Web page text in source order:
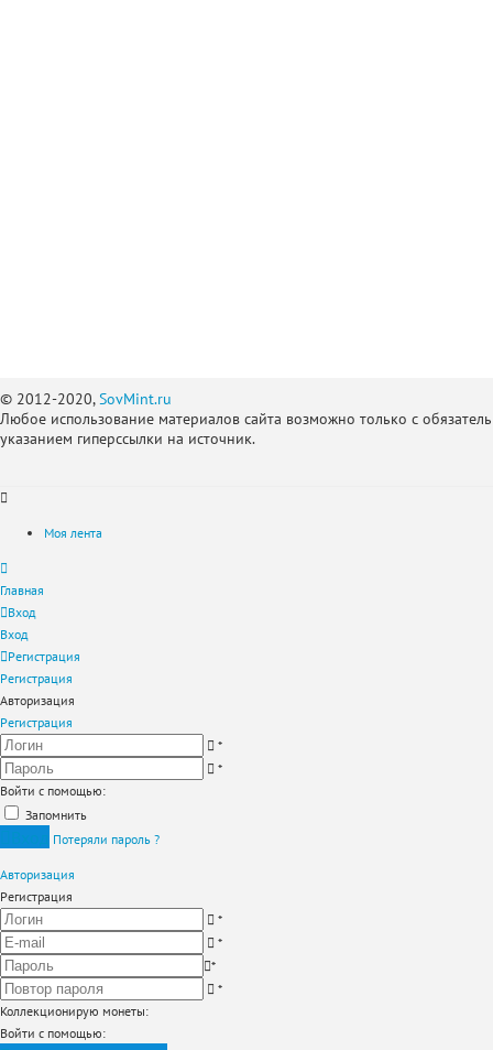
© 2012-2020,SovMint.ru
Любое использование материалов сайта возможно только с
указанием гиперссылки на источник.
Моя лента
Главная
Вход
Вход
Регистрация
Регистрация
Авторизация
Регистрация
*
*
Войти с помощью:
Запомнить
Потеряли пароль ?
Авторизация
Регистрация
*
*
*
*
Коллекционирую монеты:
Войти с помощью: